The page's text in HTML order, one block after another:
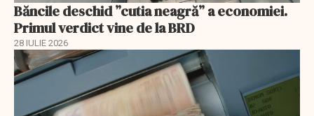
Băncile deschid ”cutia neagră” a economiei.
Primul verdict vine de la BRD
28 IULIE 2026